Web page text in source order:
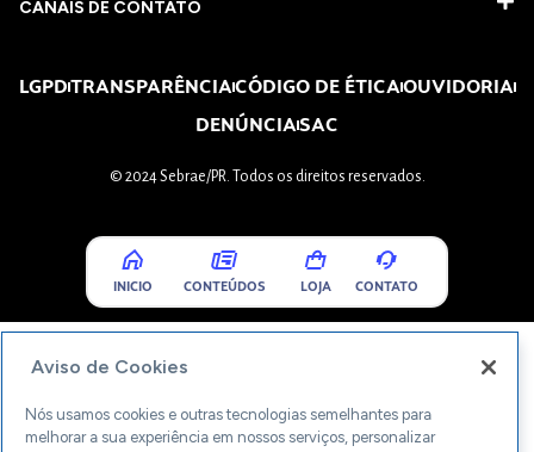
CANAIS DE CONTATO
LGPDTRANSPARÊNCIACÓDIGO DE ÉTICAOUVIDORIA
DENÚNCIASAC
© 2024 Sebrae/PR. Todos os direitos reservados.
INICIO CONTEÚDOS LOJA CONTATO
Aviso de Cookies
Nós usamos cookies e outras tecnologias semelhantes para
melhorar a sua experiência em nossos serviços, personalizar